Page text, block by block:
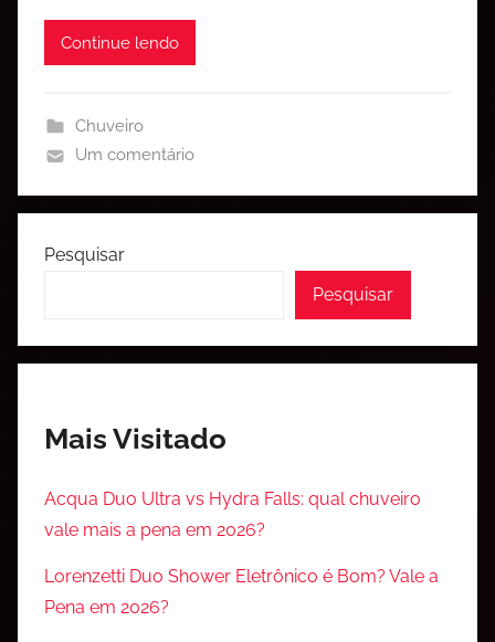
Continue lendo
Chuveiro
Um comentário
Pesquisar
Pesquisar
Mais Visitado
Acqua Duo Ultra vs Hydra Falls: qual chuveiro
vale mais a pena em 2026?
Lorenzetti Duo Shower Eletrônico é Bom? Vale a
Pena em 2026?